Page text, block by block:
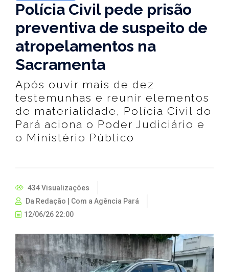
Polícia Civil pede prisão
preventiva de suspeito de
atropelamentos na
Sacramenta
Após ouvir mais de dez
testemunhas e reunir elementos
de materialidade, Polícia Civil do
Pará aciona o Poder Judiciário e
o Ministério Público
434 Visualizações
Da Redação | Com a Agência Pará
12/06/26 22:00